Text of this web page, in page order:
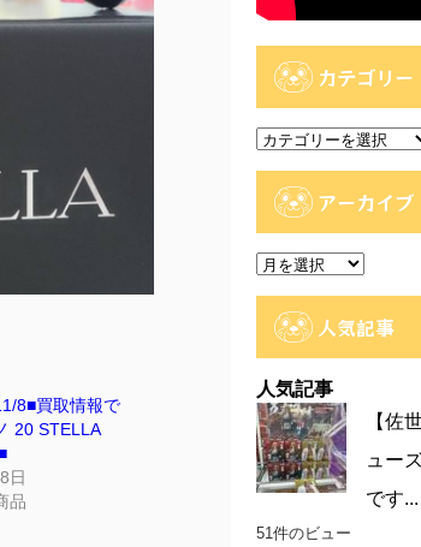
8■買取情報で
20 STELLA
日
品
カテゴリー
カ
アーカイブ
ア
人気記事
人気記事
【佐
ュー
です...
51件のビュー